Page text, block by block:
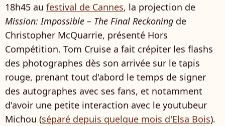
18h45 au festival de Cannes, la projection de
Mission: Impossible – The Final Reckoning de
Christopher McQuarrie, présenté Hors
Compétition. Tom Cruise a fait crépiter les flashs
des photographes dès son arrivée sur le tapis
rouge, prenant tout d'abord le temps de signer
des autographes avec ses fans, et notamment
d'avoir une petite interaction avec le youtubeur
Michou (séparé depuis quelque mois d'Elsa Bois).